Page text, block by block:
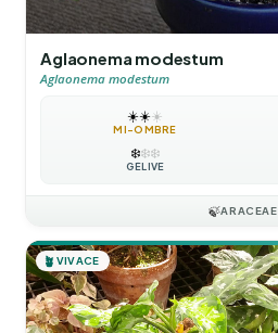
Aglaonema modestum
Aglaonema modestum
☀️☀️☀️
MI-OMBRE
❄️❄️❄️
GÉLIVE
🍃ARACEAE
🪴 VIVACE